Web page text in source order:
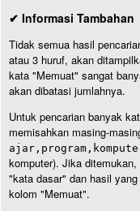
✔ Informasi Tambahan
Tidak semua hasil
atau 3 huruf, akan
kata "Memuat" sangat
akan dibatasi jumlahnya.
Untuk pencarian banyak
memisahkan masing-
komputer). Jika
"kata dasar" dan hasil
kolom "Memuat".